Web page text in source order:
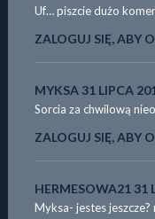
Uf… piszcie dużo
ZALOGUJ SIĘ, ABY
MYKSA 31 LIPCA
Sorcia za chwilową
ZALOGUJ SIĘ, ABY
HERMESOWA21 31
Myksa- jestes